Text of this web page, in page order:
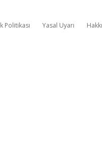
Politikası Yasal Uyarı